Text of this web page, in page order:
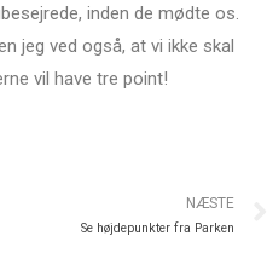
inden de mødte os.
jeg ved også, at vi ikke skal
vil have tre point!
NÆSTE
Se højdepunkter fra Parken